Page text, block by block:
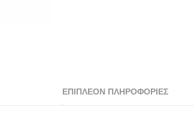
ΕΠΙΠΛΈΟΝ ΠΛΗΡΟΦΟΡΊΕΣ